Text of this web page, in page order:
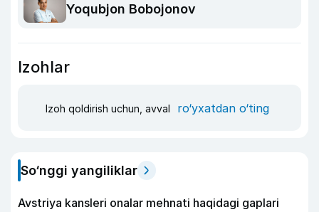
Yoqubjon Bobojonov
Izohlar
Izoh qoldirish uchun, avval ro‘yxatdan o‘ting
So‘nggi yangiliklar
Avstriya kansleri onalar mehnati haqidagi gaplari